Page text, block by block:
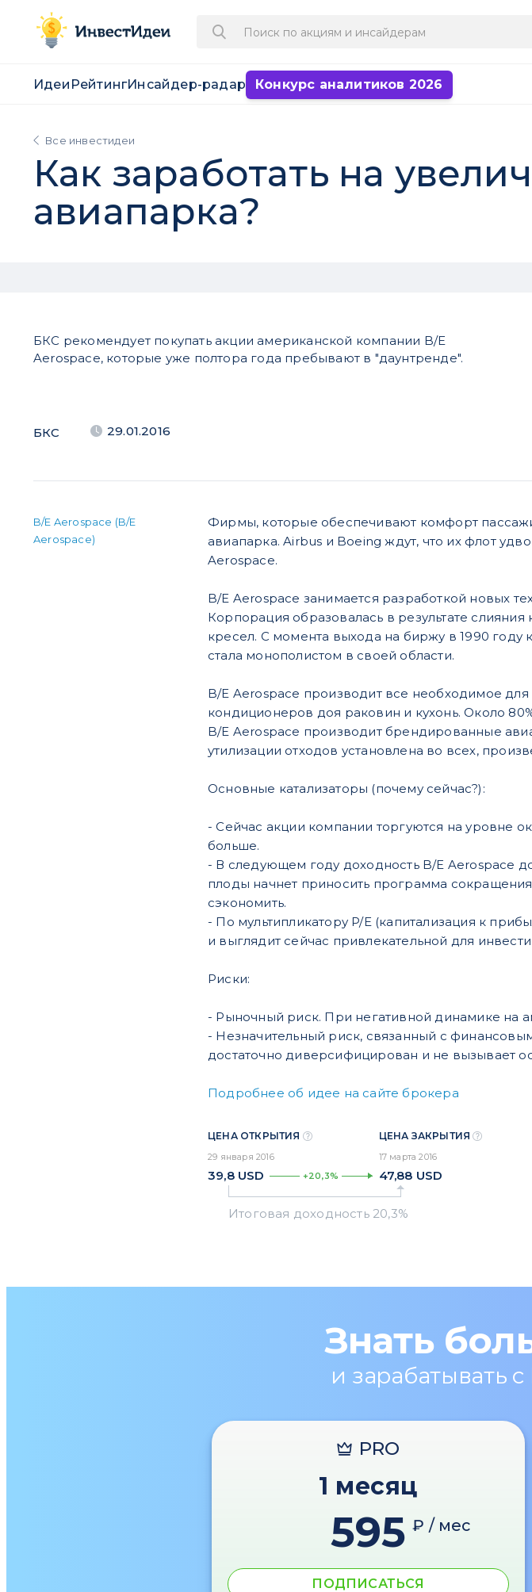
Идеи РейтингИнсайдер-радар Конкурс аналитиков 2026
Все инвестидеи
Как заработать на
авиапарка?
БКС рекомендует покупать акции американской компании B/E
Aerospace, которые уже полтора года пребывают в "даунтренде".
БКС 29.01.2016
B/E Aerospace (B/E
Aerospace)
Фирмы, которые обеспечивают комфорт
авиапарка. Airbus и Boeing ждут, что их флот
Aerospace.
B/E Aerospace занимается разработкой новых
Корпорация образовалась в результате
кресел. С момента выхода на биржу в 1990 году
стала монополистом в своей области.
B/E Aerospace производит все необходимое
кондиционеров доя раковин и кухонь. Около
B/E Aerospace производит брендированные
утилизации отходов установлена во всех,
Основные катализаторы (почему сейчас?):
- Сейчас акции компании торгуются на уровне
больше.
- В следующем году доходность B/E Aerospace
плоды начнет приносить программа
сэкономить.
- По мультипликатору P/E (капитализация к
и выглядит сейчас привлекательной для
Риски:
- Рыночный риск. При негативной динамике на
- Незначительный риск, связанный с
достаточно диверсифицирован и не вызывает
Подробнее об идее на сайте брокера
ЦЕНА ОТКРЫТИЯ
29 января 2016
39,8 USD +20,3%
ЦЕНА ЗАКРЫТИЯ
17 марта 2016
47,88 USD
Знать
и зарабатывать
PRO
1 месяц
595 ₽ / мес
ПОДПИСАТЬСЯ